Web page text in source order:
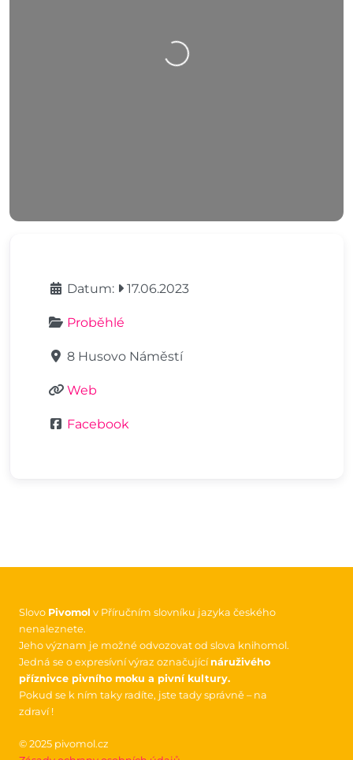
Nahrávání….
Datum: 17.06.2023
Proběhlé
8 Husovo Náměstí
Web
Facebook
Slovo Pivomol v Příručním slovníku jazyka českého
nenaleznete.
Jeho význam je možné odvozovat od slova knihomol.
Jedná se o expresívní výraz označující náruživého
příznivce pivního moku a pivní kultury.
Pokud se k ním taky radíte, jste tady správně – na
zdraví !
© 2025 pivomol.cz